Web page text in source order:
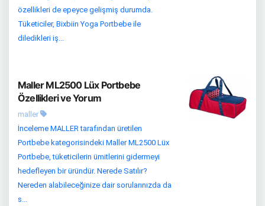
özellikleri de epeyce gelişmiş durumda.
Tüketiciler, Bixbiin Yoga Portbebe ile
diledikleri iş...
Maller ML2500 Lüx Portbebe
Özellikleri ve Yorum
maller
İnceleme MALLER tarafından üretilen
Portbebe kategorisindeki Maller ML2500 Lüx
Portbebe, tüketicilerin ümitlerini gidermeyi
hedefleyen bir üründür. Nerede Satılır?
Nereden alabileceğinize dair sorularınızda da
s...